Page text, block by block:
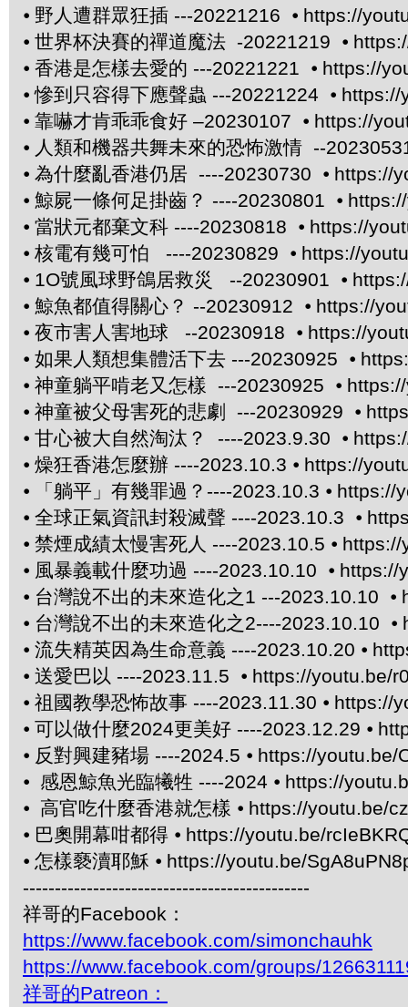
⦁ 野人遭群眾狂插 ---20221216 ⦁ https://
⦁ 世界杯決賽的禪道魔法 -20221219 ⦁
⦁ 香港是怎樣去愛的 ---20221221 ⦁ https://
⦁ 慘到只容得下應聲蟲 ---20221224 ⦁ https://
⦁ 靠嚇才肯乖乖食好 –20230107 ⦁ https://
⦁ 人類和機器共舞未來的恐怖激情 --
⦁ 為什麼亂香港仍居 ----20230730 ⦁ https://
⦁ 鯨屍一條何足掛齒？ ----20230801 ⦁
⦁ 當狀元都棄文科 ----20230818 ⦁ https://
⦁ 核電有幾可怕 ----20230829 ⦁ https://
⦁ 1O號風球野鴿居救災 --20230901 ⦁
⦁ 鯨魚都值得關心？ --20230912 ⦁ https://
⦁ 夜市害人害地球 --20230918 ⦁ https://
⦁ 如果人類想集體活下去 ---20230925 ⦁
⦁ 神童躺平啃老又怎樣 ---20230925 ⦁
⦁ 神童被父母害死的悲劇 ---20230929 ⦁
⦁ 甘心被大自然淘汰？ ----2023.9.30 ⦁
⦁ 燥狂香港怎麼辦 ----2023.10.3 ⦁ https://
⦁
「躺平」有幾罪過？----2023.10.3 ⦁ https://
⦁ 全球正氣資訊封殺滅聲 ----2023.10.3 ⦁
⦁ 禁煙成績太慢害死人 ----2023.10.5 ⦁ https://
⦁ 風暴義載什麼功過 ----2023.10.10 ⦁ https://
⦁ 台灣說不出的未來造化之1 ---2023.10.10 ⦁
⦁ 台灣說不出的未來造化之2----2023.10.10 ⦁
⦁ 流失精英因為生命意義 ----2023.10.20 ⦁
⦁ 送愛巴以 ----2023.11.5 ⦁ https://youtu.be/
⦁ 祖國教學恐怖故事 ----2023.11.30 ⦁ https://
⦁ 可以做什麼2024更美好 ----2023.12.29 ⦁
⦁ 反對興建豬場 ----2024.5 ⦁ https://youtu.be/
⦁ 感恩鯨魚光臨犧牲 ----2024 ⦁ https://
⦁ 高官吃什麼香港就怎樣 ⦁ https://youtu.be/
⦁ 巴奧開幕咁都得 ⦁ https://youtu.be/
⦁ 怎樣褻瀆耶穌 ⦁ https://youtu.be/
---------------------------------------------
祥哥的Facebook：
https://www.facebook.com/simonchauhk
https://www.facebook.com/groups/
祥哥的Patreon：